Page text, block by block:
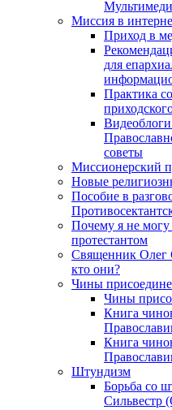
Миссия в
Приход в
для
Практика
советы
Миссионерский
Новые
Пособие в
Почему я не могу
протестантом
Священник Олег
кто они?
Чины
Чины
Книга
Книга
Штундизм
Борьба со
Сильвестр